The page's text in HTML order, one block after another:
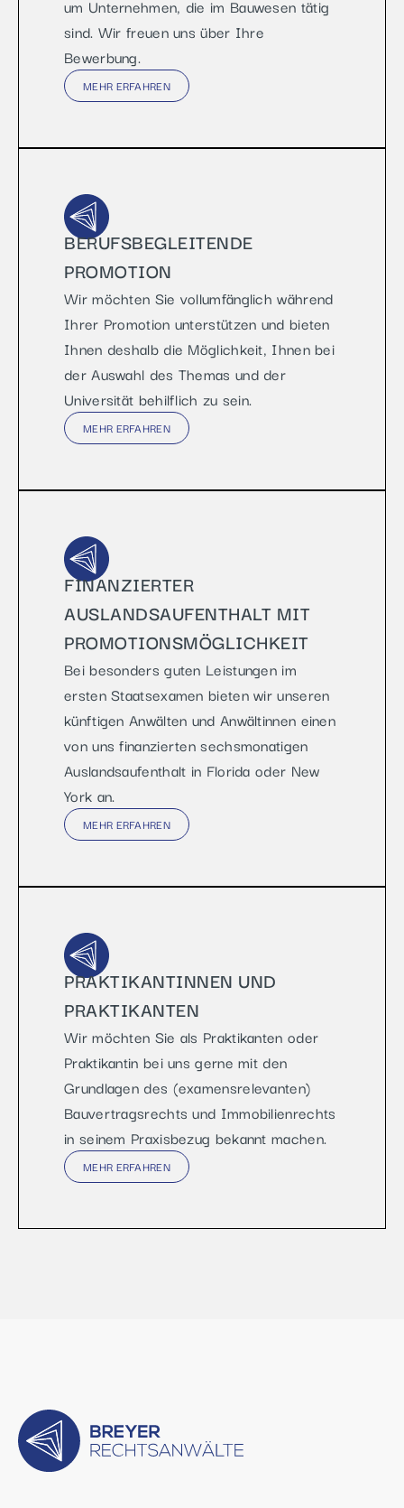
um Unternehmen, die im Bauwesen tätig
sind. Wir freuen uns über Ihre
Bewerbung.
MEHR ERFAHREN
BERUFSBEGLEITENDE
PROMOTION
Wir möchten Sie vollumfänglich während
Ihrer Promotion unterstützen und bieten
Ihnen deshalb die Möglichkeit, Ihnen bei
der Auswahl des Themas und der
Universität behilflich zu sein.
MEHR ERFAHREN
FINANZIERTER
AUSLANDSAUFENTHALT MIT
PROMOTIONSMÖGLICHKEIT
Bei besonders guten Leistungen im
ersten Staatsexamen bieten wir unseren
künftigen Anwälten und Anwältinnen einen
von uns finanzierten sechsmonatigen
Auslandsaufenthalt in Florida oder New
York an.
MEHR ERFAHREN
PRAKTIKANTINNEN UND
PRAKTIKANTEN
Wir möchten Sie als Praktikanten oder
Praktikantin bei uns gerne mit den
Grundlagen des (examensrelevanten)
Bauvertragsrechts und Immobilienrechts
in seinem Praxisbezug bekannt machen.
MEHR ERFAHREN